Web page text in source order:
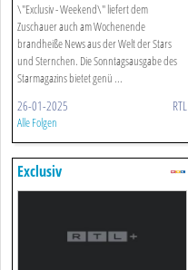
\"Exclusiv - Weekend\" liefert dem
Zuschauer auch am Wochenende
brandheiße News aus der Welt der Stars
und Sternchen. Die Sonntagsausgabe des
Starmagazins bietet genü ...
26-01-2025 RTL
Alle Folgen
Exclusiv